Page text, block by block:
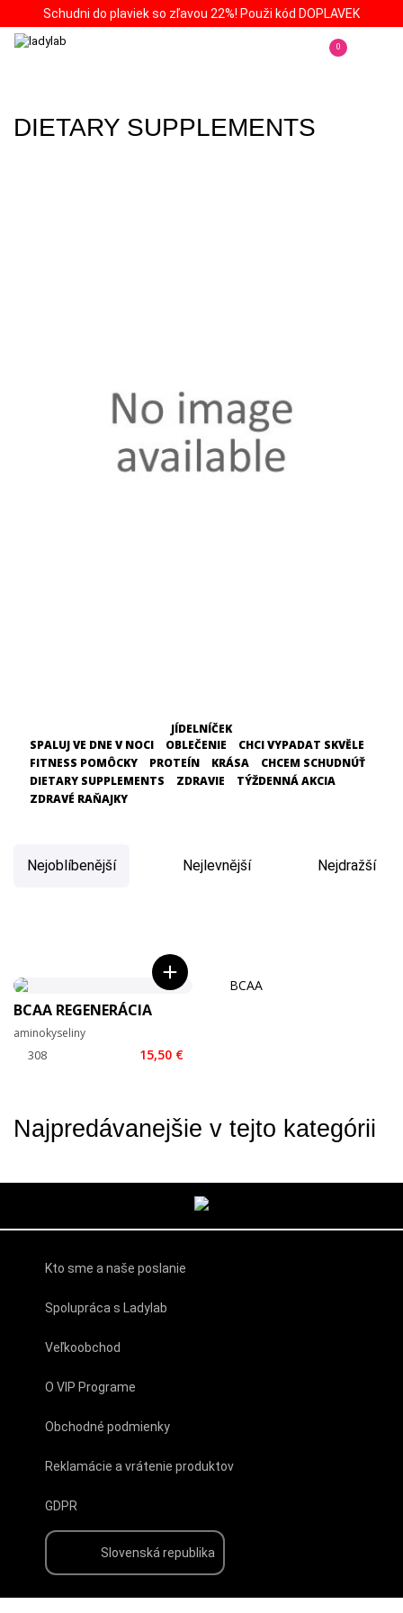
Schudni do plaviek so zľavou 22%! Použi kód DOPLAVEK
0
DIETARY SUPPLEMENTS
JÍDELNÍČEK
SPALUJ VE DNE V NOCI
OBLEČENIE
CHCI VYPADAT SKVĚLE
FITNESS POMÔCKY
PROTEÍN KRÁSA
CHCEM SCHUDNÚŤ
DIETARY SUPPLEMENTS
ZDRAVIE
TÝŽDENNÁ AKCIA
ZDRAVÉ RAŇAJKY
Nejoblíbenější Nejlevnější Nejdražší
BCAA REGENERÁCIA
aminokyseliny
15,50 €
Najpredávanejšie v tejto kategórii
Kto sme a naše poslanie
Spolupráca s Ladylab
Veľkoobchod
O VIP Programe
Obchodné podmienky
Reklamácie a vrátenie produktov
GDPR
Slovenská republika